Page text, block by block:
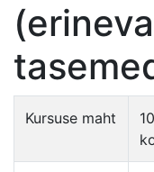
Kursuse maht